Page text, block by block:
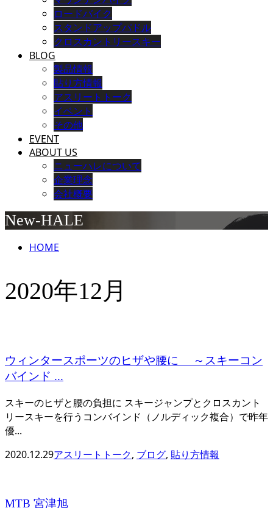
ロードバイク
スタンドアップパドル
クロスカントリースキー
BLOG
製品情報
貼り方情報
アスリートトーク
イベント
その他
EVENT
ABOUT US
ニューハレについて
企業理念
会社概要
New-HALE
HOME
2020年12月
ウィンタースポーツのヒザや腰に ～スキーコン
バインド ...
スキーのヒザと腰の負担に スキージャンプとクロスカント
リースキーを行うコンバインド（ノルディック複合）で昨年
優...
2020.12.29アスリートトーク, ブログ, 貼り方情報
MTB 宮津旭